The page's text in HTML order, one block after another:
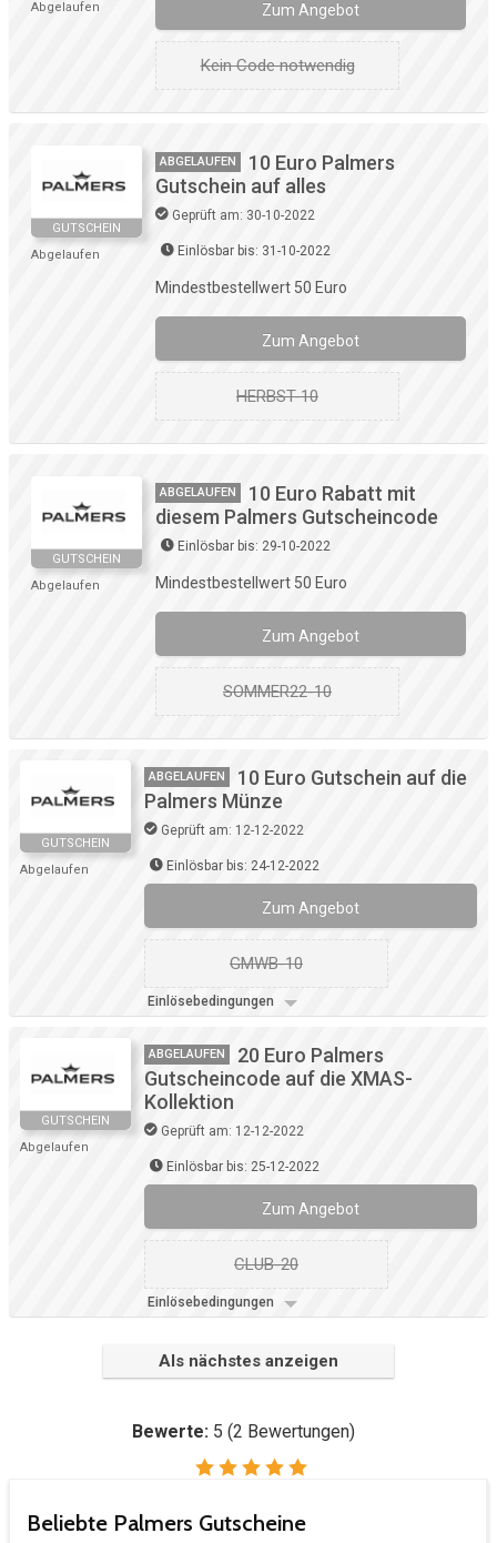
Abgelaufen Zum Angebot
Kein Code notwendig
GUTSCHEIN
Abgelaufen
ABGELAUFEN
10 Euro Palmers
Gutschein auf alles
Geprüft am: 30-10-2022
Einlösbar bis: 31-10-2022
Mindestbestellwert 50 Euro
Zum Angebot
HERBST-10
GUTSCHEIN
Abgelaufen
ABGELAUFEN
10 Euro Rabatt mit
diesem Palmers Gutscheincode
Einlösbar bis: 29-10-2022
Mindestbestellwert 50 Euro
Zum Angebot
SOMMER22-10
GUTSCHEIN
Abgelaufen
ABGELAUFEN
10 Euro Gutschein auf die
Palmers Münze
Geprüft am: 12-12-2022
Einlösbar bis: 24-12-2022
Zum Angebot
GMWB-10
Einlösebedingungen
GUTSCHEIN
Abgelaufen
ABGELAUFEN
20 Euro Palmers
Gutscheincode auf die XMAS-
Kollektion
Geprüft am: 12-12-2022
Einlösbar bis: 25-12-2022
Zum Angebot
CLUB-20
Einlösebedingungen
Als nächstes anzeigen
Bewerte: 5 (2 Bewertungen)
Beliebte Palmers Gutscheine